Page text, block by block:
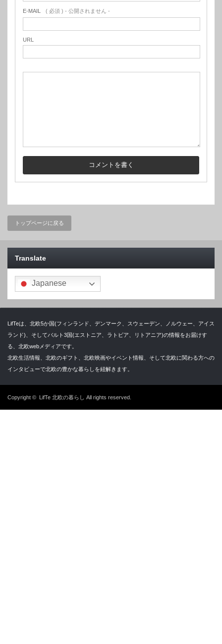
E-MAIL ( 必須 ) - 公開されません -
URL
トップページに戻る
Translate
Japanese
LifTeは、北欧5か国(フィンランド、デンマーク、スウェーデン、ノルウェー、アイス
ランド)、そしてバルト3国(エストニア、ラトビア、リトアニア)の情報をお届けす
る、北欧webメディアです。
北欧生活情報、北欧のギフト、北欧映画やイベント情報、そして北欧に関わる方への
インタビューで北欧の豊かな暮らしを紐解きます。
Copyright © LifTe 北欧の暮らし All rights reserved.